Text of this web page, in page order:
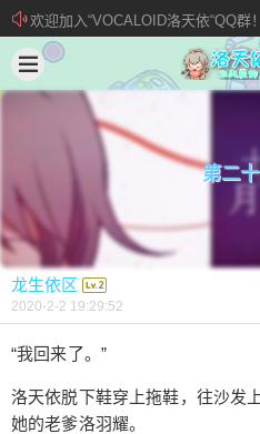
欢迎加入“VOCALOID洛天依“QQ群！
加入本站管理团队
新 • 文章发布须知
第二
龙生依区
2020-2-2 19:29:52
“我回来了。”
洛天依脱下鞋穿上拖鞋，往沙发
她的老爹洛羽耀。
龙生依区 @ 洛天依.Love
第二十一章